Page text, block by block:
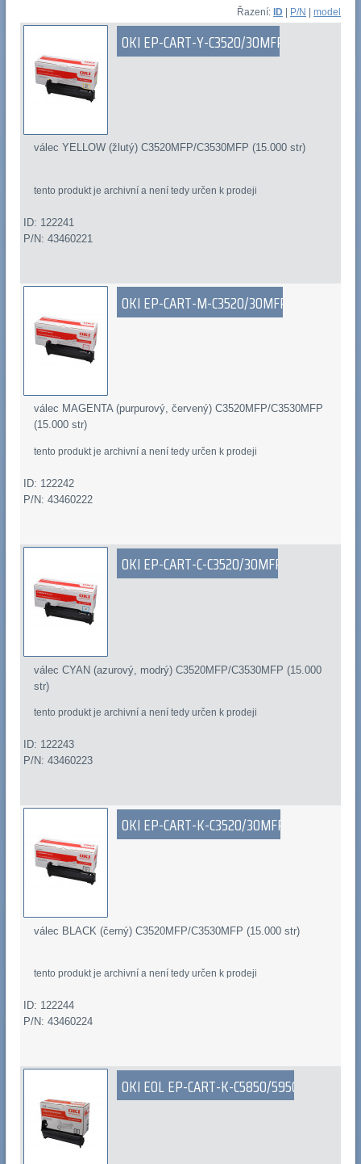
Řazení: ID P/N |model
OKI EP-CART-Y-C3520/30MFP
válec YELLOW (žlutý) C3520MFP/C3530MFP (15.000 str)
tento produkt je archivní a není tedy určen k prodeji
ID: 122241
P/N: 43460221
OKI EP-CART-M-C3520/30MFP
válec MAGENTA (purpurový, červený) C3520MFP/C3530MFP
(15.000 str)
tento produkt je archivní a není tedy určen k prodeji
ID: 122242
P/N: 43460222
OKI EP-CART-C-C3520/30MFP
válec CYAN (azurový, modrý) C3520MFP/C3530MFP (15.000
str)
tento produkt je archivní a není tedy určen k prodeji
ID: 122243
P/N: 43460223
OKI EP-CART-K-C3520/30MFP
válec BLACK (černý) C3520MFP/C3530MFP (15.000 str)
tento produkt je archivní a není tedy určen k prodeji
ID: 122244
P/N: 43460224
OKI EOL EP-CART-K-C5850/5950